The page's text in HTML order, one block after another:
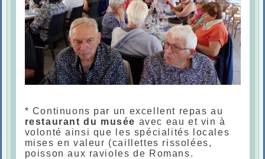
* Continuons par un excellent repas au
restaurant du musée avec eau et vin à
volonté ainsi que les spécialités locales
mises en valeur (caillettes rissolées,
poisson aux ravioles de Romans.